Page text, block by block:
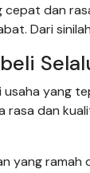
dan
Dari
usaha yang
rasa dan
yang